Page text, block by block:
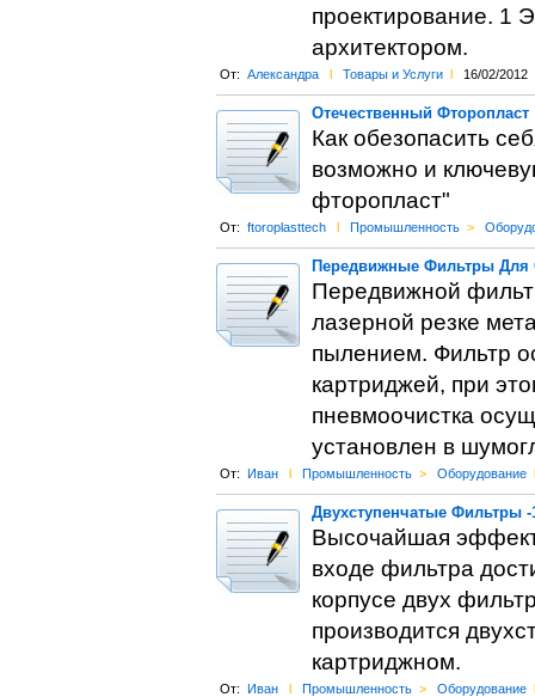
проектирование. 1
архитектором.
От: Александра l Товары и Услуги l 16/02/2012
Отечественный Фторопласт
Как обезопасить
возможно и
фторопласт"
От: ftoroplasttech l Промышленность >
Передвижные Фильтры Для
Передвижной
лазерной резке
пылением. Фильтр
картриджей, при
пневмоочистка
установлен в
От: Иван l Промышленность > Оборудование l
Двухступенчатые Фильтры
Высочайшая
входе фильтра
корпусе двух
производится
картриджном.
От: Иван l Промышленность > Оборудование l